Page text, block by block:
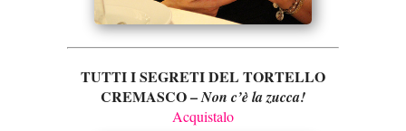
TUTTI I SEGRETI DEL TORTELLO
CREMASCO –Non c’è la zucca!
Acquistalo